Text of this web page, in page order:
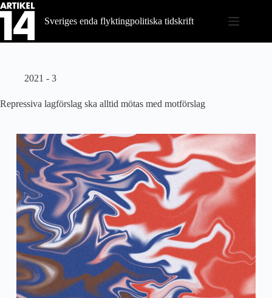
Hoppa
till
innehåll
Sveriges enda flyktingpolitiska tidskrift
2021 - 3
Repressiva lagförslag ska alltid mötas med motförslag